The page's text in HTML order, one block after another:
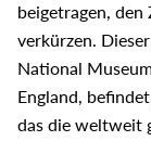
beigetragen,
verkürzen.
National
England,
das die weltweit